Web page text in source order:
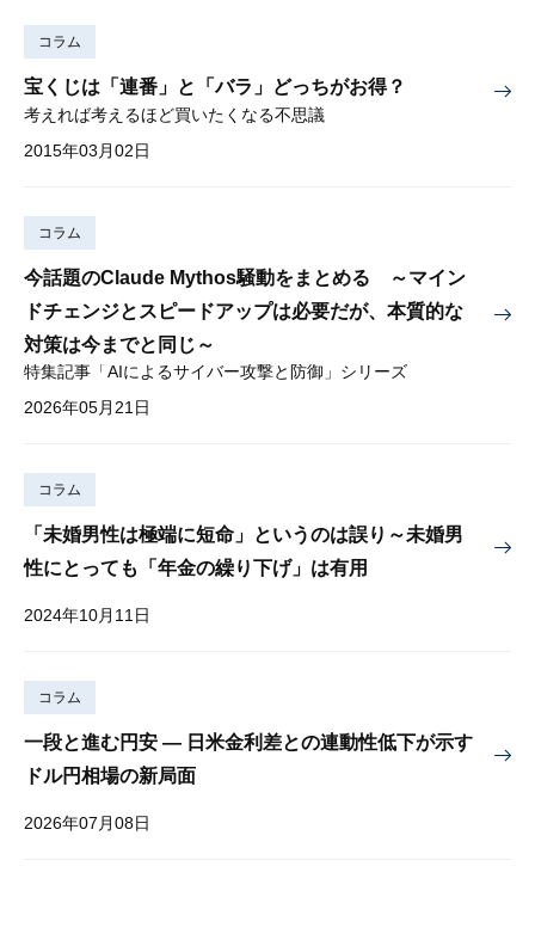
コラム
宝くじは「連番」と「バラ」どっちがお得？
考えれば考えるほど買いたくなる不思議
2015年03月02日
コラム
今話題のClaude Mythos騒動をまとめる ～マイン
ドチェンジとスピードアップは必要だが、本質的な
対策は今までと同じ～
特集記事「AIによるサイバー攻撃と防御」シリーズ
2026年05月21日
コラム
「未婚男性は極端に短命」というのは誤り～未婚男
性にとっても「年金の繰り下げ」は有用
2024年10月11日
コラム
一段と進む円安 — 日米金利差との連動性低下が示す
ドル円相場の新局面
2026年07月08日